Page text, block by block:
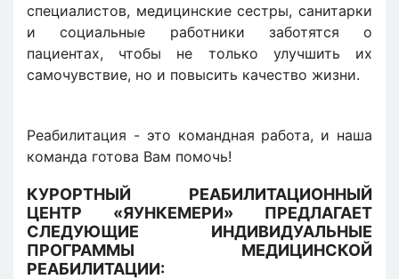
специалистов, медицинские сестры, санитарки
и социальные работники заботятся о
пациентах, чтобы не только улучшить их
самочувствие, но и повысить качество жизни.
Реабилитация - это командная работа, и наша
команда готова Вам помочь!
КУРОРТНЫЙ РЕАБИЛИТАЦИОННЫЙ
ЦЕНТР «ЯУНКЕМЕРИ» ПРЕДЛАГАЕТ
СЛЕДУЮЩИЕ ИНДИВИДУАЛЬНЫЕ
ПРОГРАММЫ МЕДИЦИНСКОЙ
РЕАБИЛИТАЦИИ: